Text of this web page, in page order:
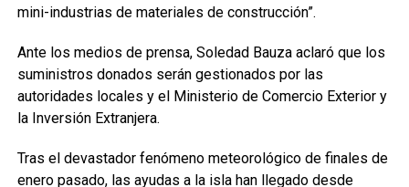
mini-industrias de materiales de construcción”.
Ante los medios de prensa, Soledad Bauza aclaró que los
suministros donados serán gestionados por las
autoridades locales y el Ministerio de Comercio Exterior y
la Inversión Extranjera.
Tras el devastador fenómeno meteorológico de finales de
enero pasado, las ayudas a la isla han llegado desde